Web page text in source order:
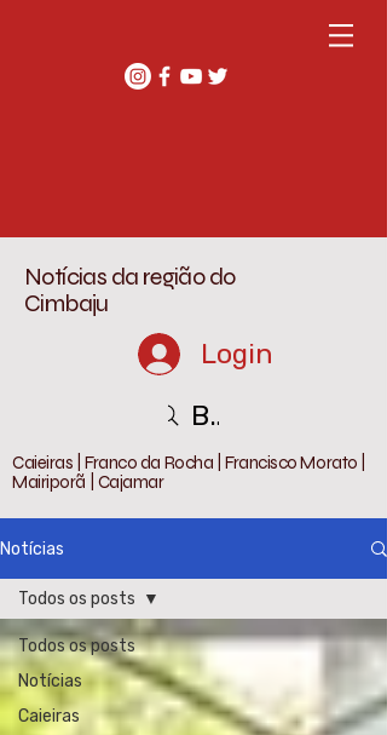
Notícias da região do
Cimbaju
Login
Buscar
Caieiras | Franco da Rocha | Francisco Morato |
Mairiporã | Cajamar
Notícias
Todos os posts
Notícias
Caieiras
Todos os posts